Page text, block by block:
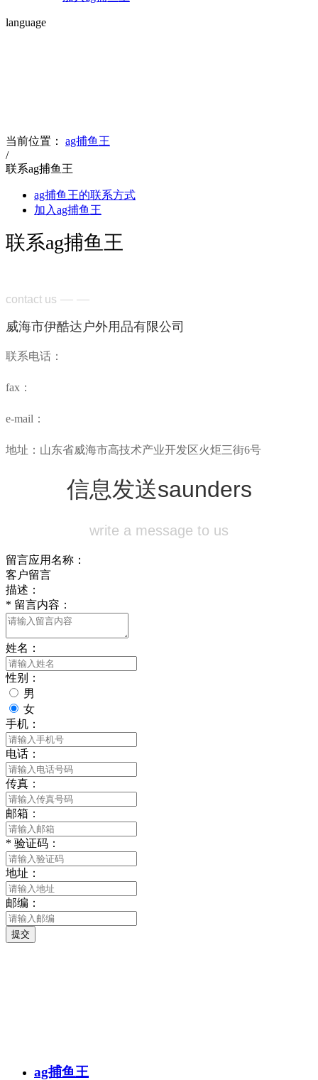
language
当前位置：
ag捕鱼王
/
联系ag捕鱼王
ag捕鱼王的联系方式
加入ag捕鱼王
联系ag捕鱼王
contact us — —
威海市伊酷达户外用品有限公司
联系电话：
fax：
e-mail：
地址：山东省威海市高技术产业开发区火炬三街6号
信息发送saunders
write a message to us
留言应用名称：
客户留言
描述：
* 留言内容：
姓名：
性别：
男
女
手机：
电话：
传真：
邮箱：
* 验证码：
地址：
邮编：
提交
ag捕鱼王